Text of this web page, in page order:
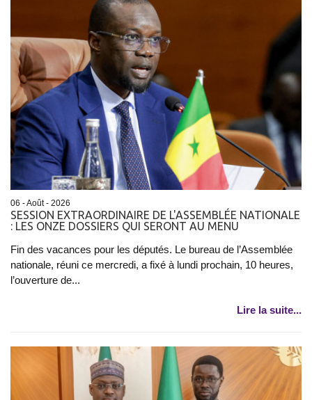
06 - Août - 2026
SESSION EXTRAORDINAIRE DE L'ASSEMBLÉE NATIONALE
: LES ONZE DOSSIERS QUI SERONT AU MENU
Fin des vacances pour les députés. Le bureau de l’Assemblée
nationale, réuni ce mercredi, a fixé à lundi prochain, 10 heures,
l’ouverture de...
Lire la suite...